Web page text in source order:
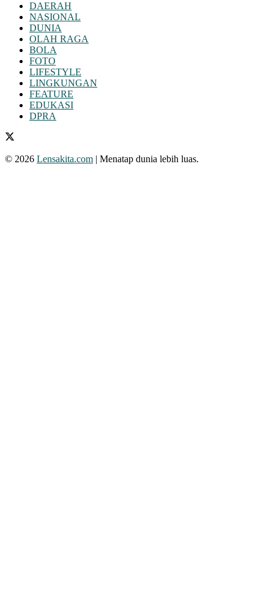
DAERAH
NASIONAL
DUNIA
OLAH RAGA
BOLA
FOTO
LIFESTYLE
LINGKUNGAN
FEATURE
EDUKASI
DPRA
© 2026 Lensakita.com | Menatap dunia lebih luas.